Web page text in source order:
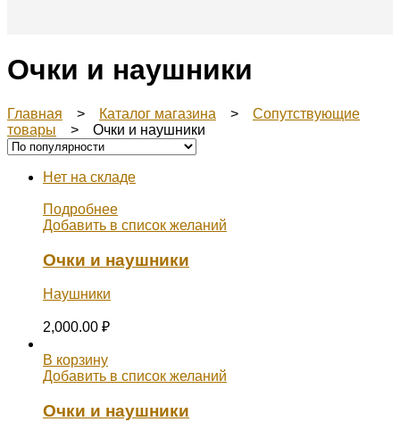
Очки и наушники
Главная > Каталог магазина > Сопутствующие
товары > Очки и наушники
Нет на складе
Подробнее
Добавить в список желаний
Очки и наушники
Наушники
2,000.00 ₽
В корзину
Добавить в список желаний
Очки и наушники